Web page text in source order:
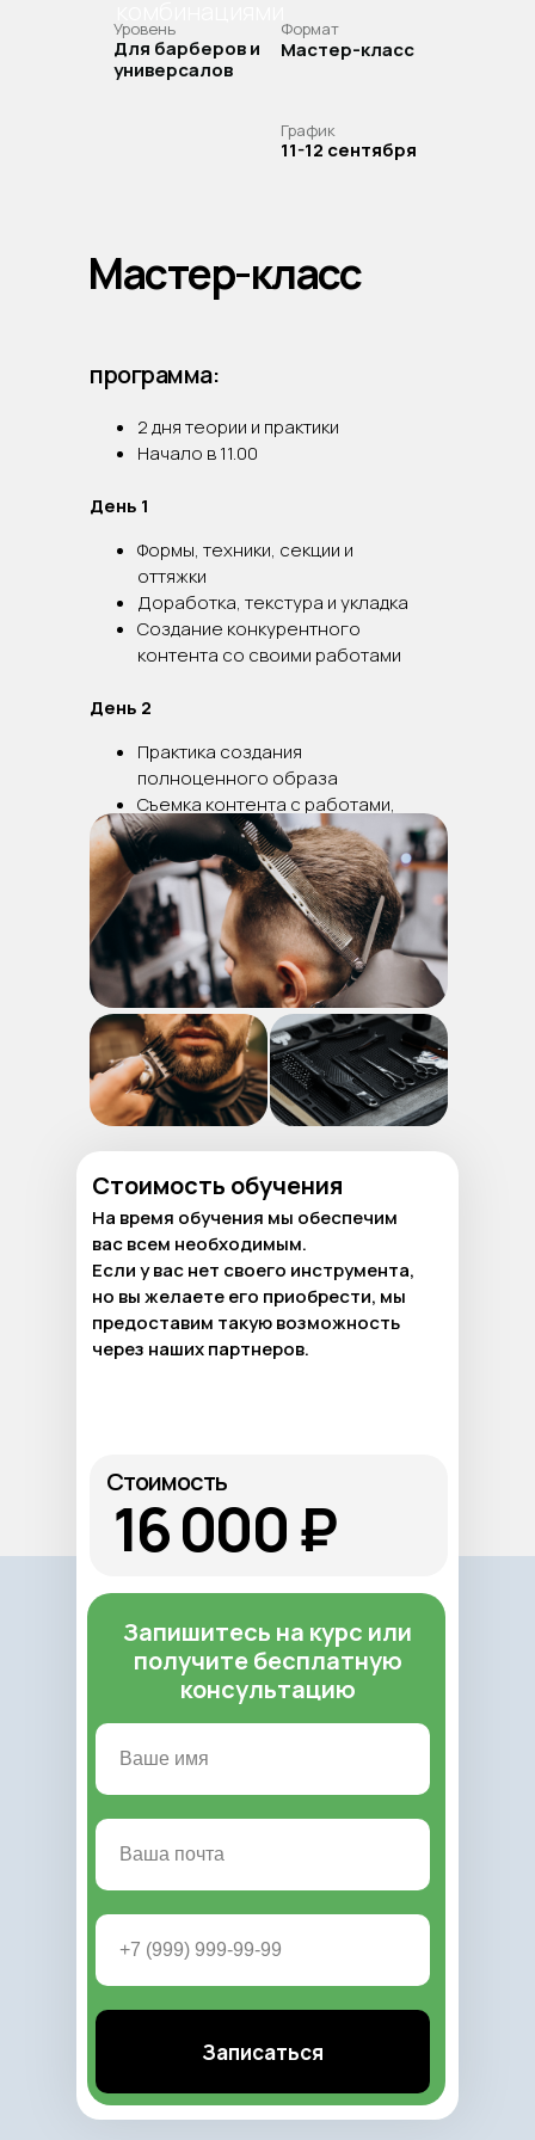
Формат
Мастер-класс
Уровень
Для барберов и
универсалов
График
11-12 сентября
программа:
2 дня теории и практики
Начало в 11.00
День 1
Формы, техники, секции и
оттяжки
Доработка, текстура и укладка
Создание конкурентного
контента со своими работами
День 2
Практика создания
полноценного образа
Съемка контента с работами,
который можно будет сразу же
использовать в своих соц.сетях
Сертификат по окончании мастер-
класса
Мастер-класс
Стоимость обучения
На время обучения мы обеспечим
вас всем необходимым.
Если у вас нет своего инструмента,
но вы желаете его приобрести, мы
предоставим такую возможность
через наших партнеров.
16 000 ₽
Стоимость
Запишитесь на курс или
получите бесплатную
консультацию
Записаться